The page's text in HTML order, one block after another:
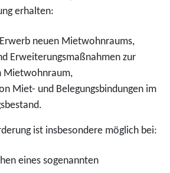
erhalten:
neuen Mietwohnraums,
Erweiterungsmaßnahmen zur
Mietwohnraum,
Miet- und Belegungsbindungen im
ist insbesondere möglich bei:
eines sogenannten